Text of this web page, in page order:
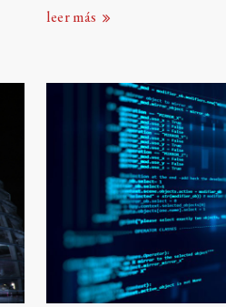
leer más